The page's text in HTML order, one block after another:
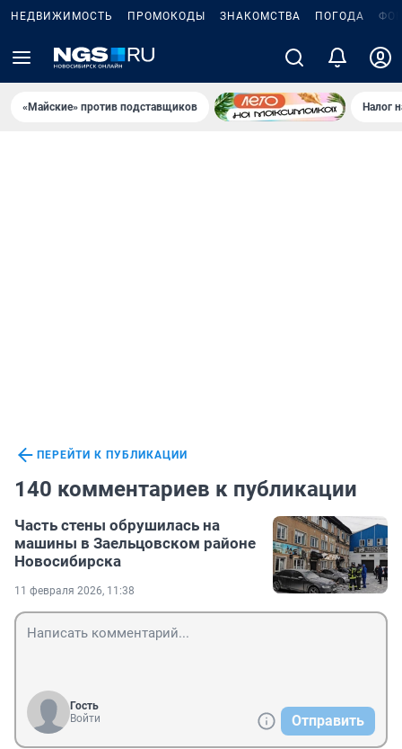
НЕДВИЖИМОСТЬ ПРОМОКОДЫ ЗНАКОМСТВА ПОГОДА
«Майские» против подставщиков Налог
ПЕРЕЙТИ К ПУБЛИКАЦИИ
140 комментариев к публикации
Часть стены обрушилась на
машины в Заельцовском районе
Новосибирска
11 февраля 2026, 11:38
Гость
Войти
Отправить